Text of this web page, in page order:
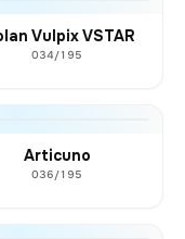
Vulpix VSTAR
034/195
Articuno
036/195